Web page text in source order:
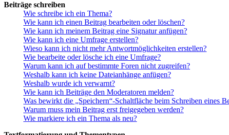
Beiträge schreiben
Wie schreibe ich ein Thema?
Wie kann ich einen Beitrag bearbeiten oder löschen?
Wie kann ich meinem Beitrag eine Signatur anfügen?
Wie kann ich eine Umfrage erstellen?
Wieso kann ich nicht mehr Antwortmöglichkeiten erstellen?
Wie bearbeite oder lösche ich eine Umfrage?
Warum kann ich auf bestimmte Foren nicht zugreifen?
Weshalb kann ich keine Dateianhänge anfügen?
Weshalb wurde ich verwarnt?
Wie kann ich Beiträge den Moderatoren melden?
Was bewirkt die „Speichern“-Schaltfläche beim Schreiben eines
Warum muss mein Beitrag erst freigegeben werden?
Wie markiere ich ein Thema als neu?